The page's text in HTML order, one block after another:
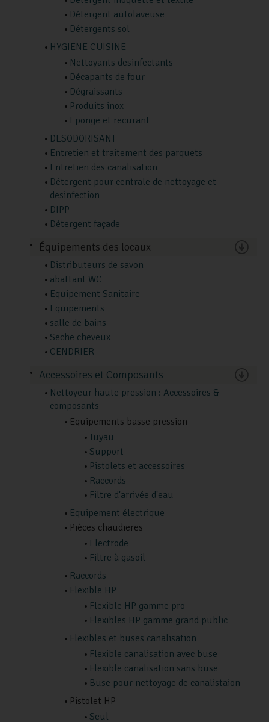
Détergent autolaveuse
Détergents sol
HYGIENE CUISINE
Nettoyants desinfectants
Décapants de four
Dégraissants
Produits inox
Eponge et recurant
DESODORISANT
Entretien et traitement des parquets
Entretien des canalisation
Détergent pour centrale de nettoyage et
desinfection
DIPP
Détergent façade
Équipements des locaux
Distributeurs de savon
abattant WC
Equipement Sanitaire
Equipements
salle de bains
Seche cheveux
CENDRIER
Accessoires et Composants
Nettoyeur haute pression : Accessoires &
composants
Equipements basse pression
Tuyau
Support
Pistolets et accessoires
Raccords
Filtre d'arrivée d'eau
Equipement électrique
Pièces chaudieres
Electrode
Filtre à gasoil
Raccords
Flexible HP
Flexible HP gamme pro
Flexibles HP gamme grand public
Flexibles et buses canalisation
Flexible canalisation avec buse
Flexible canalisation sans buse
Buse pour nettoyage de canalistaion
Pistolet HP
Seul